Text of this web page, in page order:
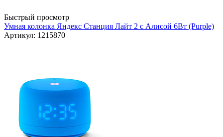
Быстрый просмотр
Умная колонка Яндекс Станция Лайт 2 с Алисой 6Вт (Purple)
Артикул: 1215870